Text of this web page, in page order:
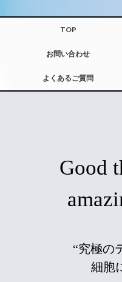
TOP
お問い合わせ
よくあるご質問
Good
“究極の
細胞